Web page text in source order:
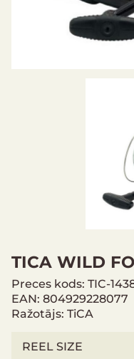
TICA WILD
Preces kods: TIC-
EAN: 804929228077
Ražotājs: TiCA
REEL SIZE